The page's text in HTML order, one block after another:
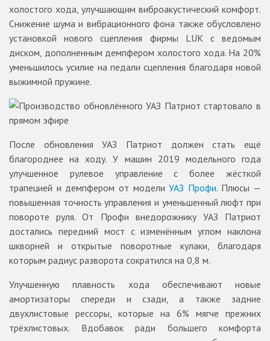
холостого хода, улучшающим виброакустический комфорт.
Снижение шума и вибрационного фона также обусловлено
установкой нового сцепления фирмы LUK с ведомым
диском, дополненным демпфером холостого хода. На 20%
уменьшилось усилие на педали сцепления благодаря новой
выжимной пружине.
После обновления УАЗ Патриот должен стать ещё
благороднее на ходу. У машин 2019 модельного года
улучшенное рулевое управление с более жёсткой
трапецией и демпфером от моделиУАЗ Профи. Плюсы —
повышенная точность управления и уменьшенный люфт при
повороте руля. От Профи внедорожнику УАЗ Патриот
достались передний мост с изменённым углом наклона
шкворней и открытые поворотные кулаки, благодаря
которым радиус разворота сократился на 0,8 м.
Улучшенную плавность хода обеспечивают новые
амортизаторы спереди и сзади, а также задние
двухлистовые рессоры, которые на 6% мягче прежних
трёхлистовых. Вдобавок ради большего комфорта